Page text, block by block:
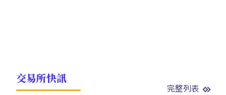
交易所快訊
完整列表